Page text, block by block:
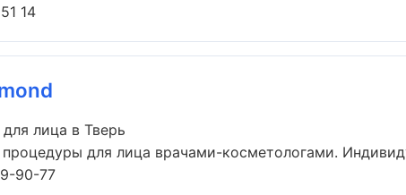
14
лица в Тверь
для лица врачами-косметологами.
90-77